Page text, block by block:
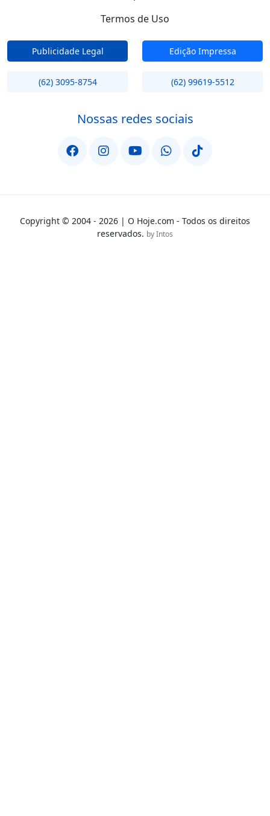
Termos de Uso
Publicidade Legal Edição Impressa
(62) 3095-8754 (62) 99619-5512
Nossas redes sociais
Copyright © 2004 - 2026 | O Hoje.com - Todos os direitos
reservados. by Intos